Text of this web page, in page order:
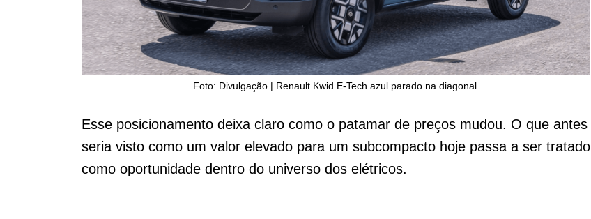
Foto: Divulgação | Renault Kwid E-Tech azul parado na diagonal.
Esse posicionamento deixa claro como o patamar de preços mudou. O que antes
seria visto como um valor elevado para um subcompacto hoje passa a ser tratado
como oportunidade dentro do universo dos elétricos.